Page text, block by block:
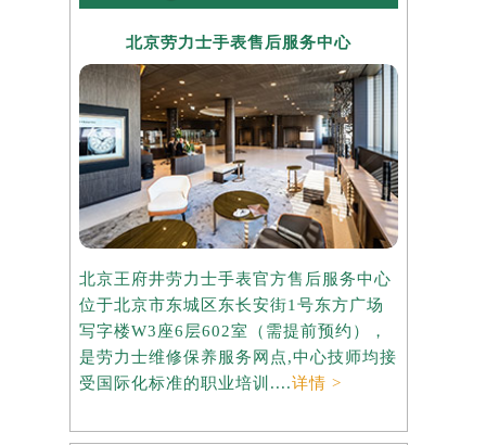
北京劳力士手表售后服务中心
北京王府井劳力士手表官方售后服务中心
位于北京市东城区东长安街1号东方广场
写字楼W3座6层602室（需提前预约），
是劳力士维修保养服务网点,中心技师均接
受国际化标准的职业培训....详情 >